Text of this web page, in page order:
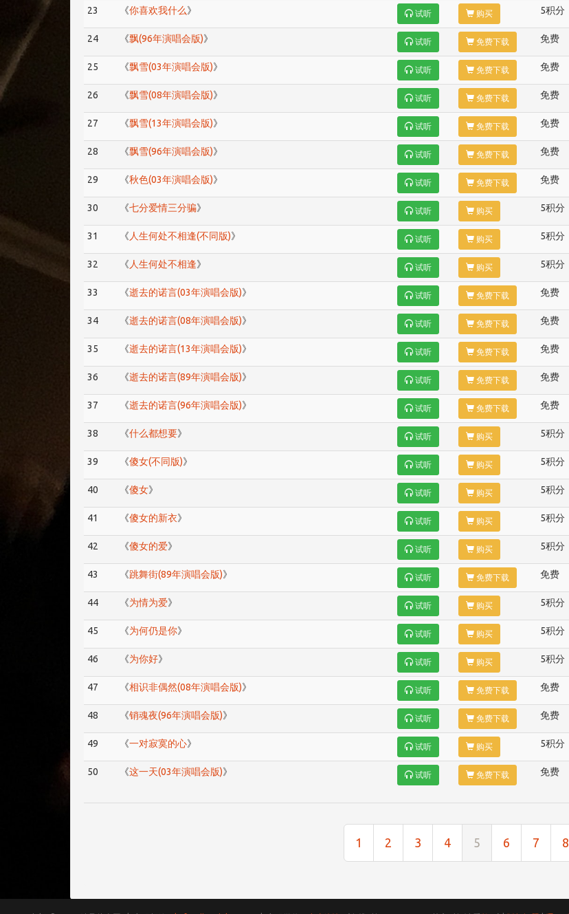
23 《你喜欢我什么》 试听 购买 5积分
24 《飘(96年演唱会版)》 试听 免费下载 免费
25 《飘雪(03年演唱会版)》 试听 免费下载 免费
26 《飘雪(08年演唱会版)》 试听 免费下载 免费
27 《飘雪(13年演唱会版)》 试听 免费下载 免费
28 《飘雪(96年演唱会版)》 试听 免费下载 免费
29 《秋色(03年演唱会版)》 试听 免费下载 免费
30 《七分爱情三分骗》 试听 购买 5积分
31 《 人生何处不相逢(不同版)》 试听 购买 5积分
32 《 人生何处不相逢》 试听 购买 5积分
33 《逝去的诺言(03年演唱会版)》 试听 免费下载 免费
34 《逝去的诺言(08年演唱会版)》 试听 免费下载 免费
35 《逝去的诺言(13年演唱会版)》 试听 免费下载 免费
36 《逝去的诺言(89年演唱会版)》 试听 免费下载 免费
37 《逝去的诺言(96年演唱会版)》 试听 免费下载 免费
38 《什么都想要》 试听 购买 5积分
39 《傻女(不同版)》 试听 购买 5积分
40 《傻女》 试听 购买 5积分
41 《傻女的新衣》 试听 购买 5积分
42 《傻女的爱》 试听 购买 5积分
43 《跳舞街(89年演唱会版)》 试听 免费下载 免费
44 《为情为爱》 试听 购买 5积分
45 《为何仍是你》 试听 购买 5积分
46 《为你好》 试听 购买 5积分
47 《相识非偶然(08年演唱会版)》 试听 免费下载 免费
48 《销魂夜(96年演唱会版)》 试听 免费下载 免费
49 《一对寂寞的心》 试听 购买 5积分
50 《这一天(03年演唱会版)》 试听 免费下载 免费
1 2 3 4 5 6 7 8